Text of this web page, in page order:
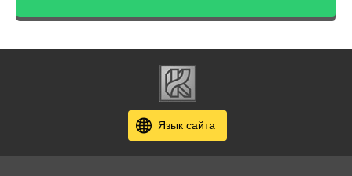
Язык сайта